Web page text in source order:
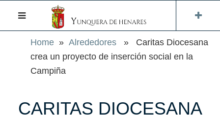
Home »Alrededores » Caritas Diocesana
crea un proyecto de inserción social en la
Campiña
CARITAS DIOCESANA